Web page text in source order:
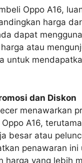
Oppo A16,
harga
dapat
atau
untuk
dan Diskon
menawarkan
A16,
besar atau
penawaran ini
harga yang lebih